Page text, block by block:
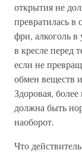
открытия не
превратилась в
фри, алкоголь в
в кресле перед
если не
обмен веществ
Здоровая,
должна быть
наоборот.
Что